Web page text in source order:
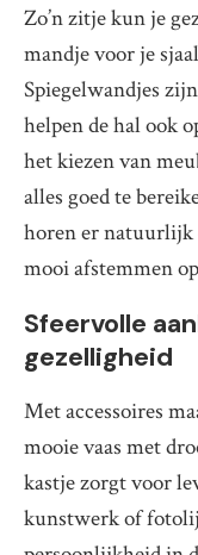
Zo’n zitje kun je
mandje voor je
Spiegelwandjes
helpen de hal ook
het kiezen van
alles goed te
horen er natuurlijk
mooi afstemmen
Sfeervolle
gezelligheid
Met accessoires
mooie vaas met
kastje zorgt voor
kunstwerk of